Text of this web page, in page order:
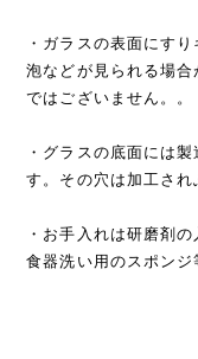
・ガラスの表面にす
泡などが見られる場
ではございません。。
・グラスの底面には
す。その穴は加工され
・お手入れは研磨剤
食器洗い用のスポンジ